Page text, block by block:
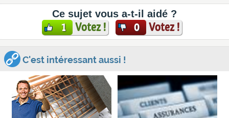
Ce sujet vous a-t-il aidé ?
1 Votez ! 0 Votez !
C'est intéressant aussi !